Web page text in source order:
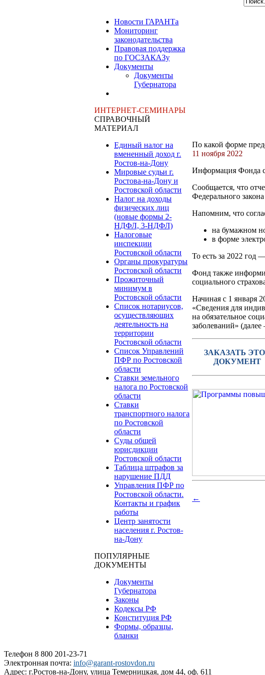
Новости ГАРАНТа
Мониторинг
законодательства
Правовая поддержка
по ГОСЗАКАЗу
Документы
Документы
Губернатора
ИНТЕРНЕТ-СЕМИНАРЫ
СПРАВОЧНЫЙ
МАТЕРИАЛ
Единый налог на
вмененный доход г.
Ростов-на-Дону
Мировые судьи г.
Ростова-на-Дону и
Ростовской области
Налог на доходы
физических лиц
(новые формы 2-
НДФЛ, 3-НДФЛ)
Налоговые
инспекции
Ростовской области
Органы прокуратуры
Ростовской области
Прожиточный
минимум в
Ростовской области
Список нотариусов,
осуществляющих
деятельность на
территории
Ростовской области
Список Управлений
ПФР по Ростовской
области
Ставки земельного
налога по Ростовской
области
Ставки
транспортного налога
по Ростовской
области
Суды общей
юрисдикции
Ростовской области
Таблица штрафов за
нарушение ПДД
Управления ПФР по
Ростовской области.
Контакты и график
работы
Центр занятости
населения г. Ростов-
на-Дону
ПОПУЛЯРНЫЕ
ДОКУМЕНТЫ
Документы
Губернатора
Законы
Кодексы РФ
Конституция РФ
Формы, образцы,
бланки
По какой форме
11 ноября 2022
Информация Фонда
Сообщается, что
Федерального
Напомним, что
на бумажном
в форме
То есть за 2022 год
Фонд также
социального
Начиная с 1 января
«Сведения для
на обязательное
заболеваний»
ЗАКАЗАТЬ
ДОКУМЕНТ
←
Телефон 8 800 201-23-71
Электронная почта: info@garant-rostovdon.ru
Адрес: г.Ростов-на-Дону, улица Темерницкая, дом 44, оф. 611